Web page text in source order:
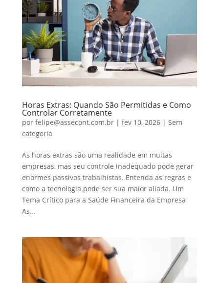
Horas Extras: Quando São Permitidas e Como
Controlar Corretamente
por felipe@assecont.com.br| fev 10, 2026| Sem
categoria
As horas extras são uma realidade em muitas
empresas, mas seu controle inadequado pode gerar
enormes passivos trabalhistas. Entenda as regras e
como a tecnologia pode ser sua maior aliada. Um
Tema Crítico para a Saúde Financeira da Empresa
As...